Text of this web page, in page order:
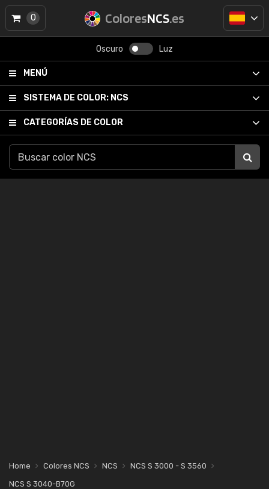
ColoresNCS.es
Oscuro Luz
MENÚ
SISTEMA DE COLOR: NCS
CATEGORÍAS DE COLOR
0
Home Colores NCS NCS
NCS S 3000 - S 3560
NCS S 3040-B70G